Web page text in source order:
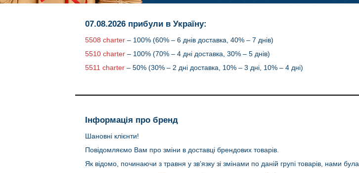
07.08.2026 прибули в Україну:
5508 charter – 100% (60% – 6 днів доставка, 40% – 7 днів)
5510 charter – 100% (70% – 4 дні доставка, 30% – 5 днів)
5511 charter – 50% (30% – 2 дні доставка, 10% – 3 дні, 10% – 4 дні)
Інформація про бренд
Шановні клієнти!
Повідомляємо Вам про зміни в доставці брендових товарів.
Як відомо, починаючи з травня у зв’язку зі змінами по даній групі товарів, нами була